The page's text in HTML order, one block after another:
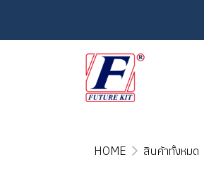
HOME สินค้าทั้งหมด